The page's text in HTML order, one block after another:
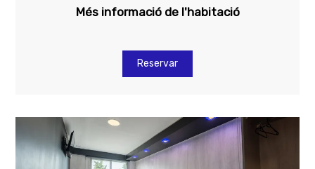
Més informació de l'habitació
Reservar